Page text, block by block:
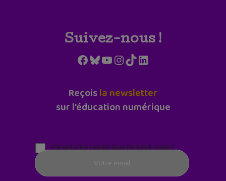
Suivez-nous !
Facebook
Bluesky
YouTube
Instagram
TikTokLinkedIn
Reçoisla newsletter
sur l'éducation numérique
Parentalité numérique (le lundi matin)